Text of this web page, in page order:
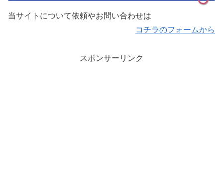
当サイトについて依頼やお問い合わせは
コチラのフォームから
スポンサーリンク